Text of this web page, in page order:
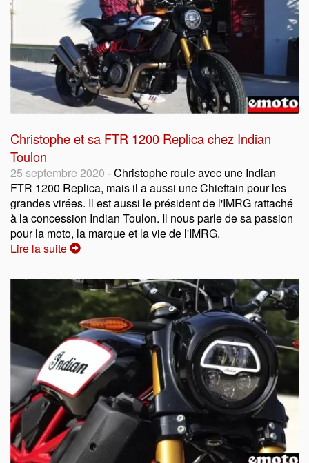
Christophe et sa FTR 1200 Replica chez Indian
Toulon
25 septembre 2020 - Christophe roule avec une Indian
FTR 1200 Replica, mais il a aussi une Chieftain pour les
grandes virées. Il est aussi le président de l'IMRG rattaché
à la concession Indian Toulon. Il nous parle de sa passion
pour la moto, la marque et la vie de l'IMRG.
Lire la suite